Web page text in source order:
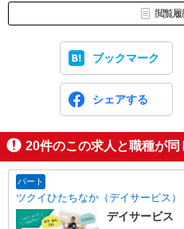
閲覧履
ブックマーク
シェアする
20件のこの求人と職種が同
パート
ツクイひたちなか（デイサービス）
デイサービス